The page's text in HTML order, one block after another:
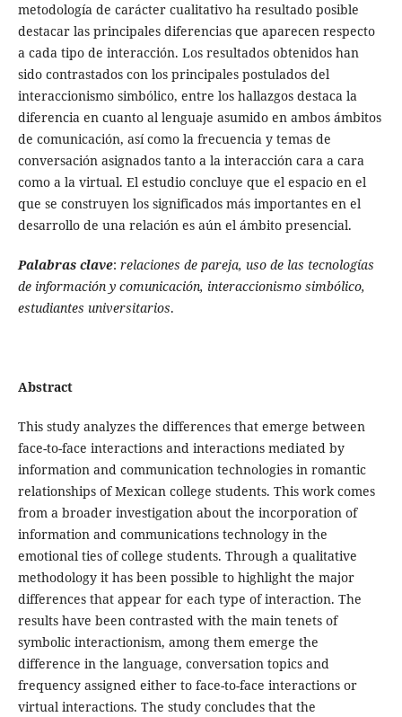
metodología de carácter cualitativo ha resultado posible
destacar las principales diferencias que aparecen respecto
a cada tipo de interacción. Los resultados obtenidos han
sido contrastados con los principales postulados del
interaccionismo simbólico, entre los hallazgos destaca la
diferencia en cuanto al lenguaje asumido en ambos ámbitos
de comunicación, así como la frecuencia y temas de
conversación asignados tanto a la interacción cara a cara
como a la virtual. El estudio concluye que el espacio en el
que se construyen los significados más importantes en el
desarrollo de una relación es aún el ámbito presencial.
Palabras clave: relaciones de pareja, uso de las tecnologías
de información y comunicación, interaccionismo simbólico,
estudiantes universitarios.
Abstract
This study analyzes the differences that emerge between
face-to-face interactions and interactions mediated by
information and communication technologies in romantic
relationships of Mexican college students. This work comes
from a broader investigation about the incorporation of
information and communications technology in the
emotional ties of college students. Through a qualitative
methodology it has been possible to highlight the major
differences that appear for each type of interaction. The
results have been contrasted with the main tenets of
symbolic interactionism, among them emerge the
difference in the language, conversation topics and
frequency assigned either to face-to-face interactions or
virtual interactions. The study concludes that the